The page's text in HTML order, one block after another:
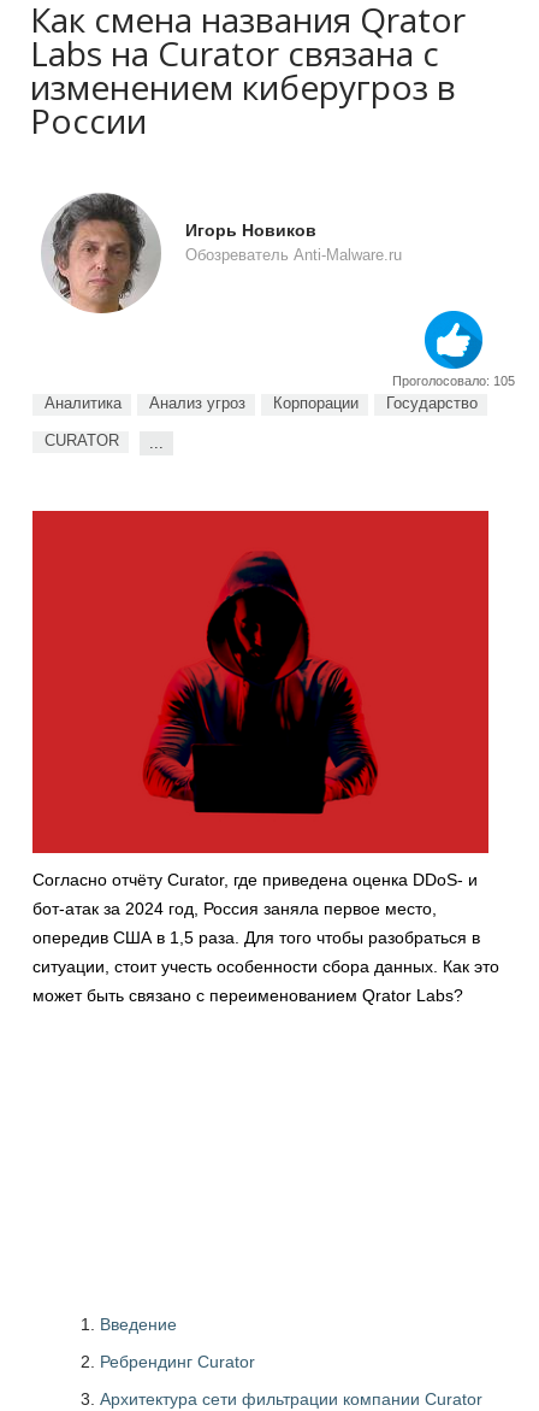
Как смена названия Qrator
Labs на Curator связана с
изменением киберугроз в
России
Игорь Новиков
Обозреватель Anti-Malware.ru
Проголосовало: 105
Аналитика Анализ угроз Корпорации Государство
CURATOR ...
Согласно отчёту Curator, где приведена оценка DDoS- и
бот-атак за 2024 год, Россия заняла первое место,
опередив США в 1,5 раза. Для того чтобы разобраться в
ситуации, стоит учесть особенности сбора данных. Как это
может быть связано с переименованием Qrator Labs?
Введение
Ребрендинг Curator
Архитектура сети фильтрации компании Curator